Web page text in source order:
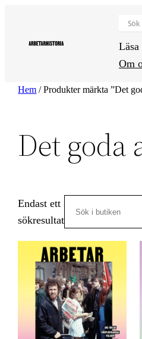
innehåll
Läsa
Om
Hem / Produkter märkta ”Det
Det goda
Endast ett
sökresultat